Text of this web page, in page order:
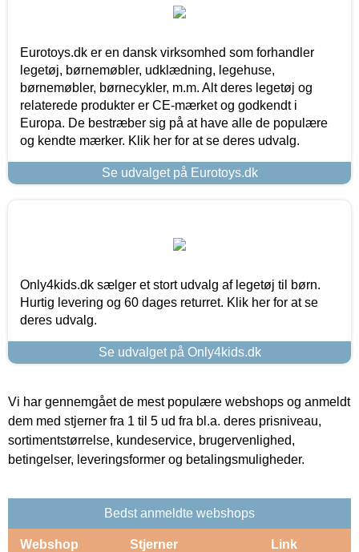
Eurotoys.dk er en dansk virksomhed som forhandler
legetøj, børnemøbler, udklædning, legehuse,
børnemøbler, børnecykler, m.m. Alt deres legetøj og
relaterede produkter er CE-mærket og godkendt i
Europa. De bestræber sig på at have alle de populære
og kendte mærker. Klik her for at se deres udvalg.
Se udvalget på Eurotoys.dk
Only4kids.dk sælger et stort udvalg af legetøj til børn.
Hurtig levering og 60 dages returret. Klik her for at se
deres udvalg.
Se udvalget på Only4kids.dk
Vi har gennemgået de mest populære webshops og anmeldt
dem med stjerner fra 1 til 5 ud fra bl.a. deres prisniveau,
sortimentstørrelse, kundeservice, brugervenlighed,
betingelser, leveringsformer og betalingsmuligheder.
Bedst anmeldte webshops
Webshop Stjerner Link